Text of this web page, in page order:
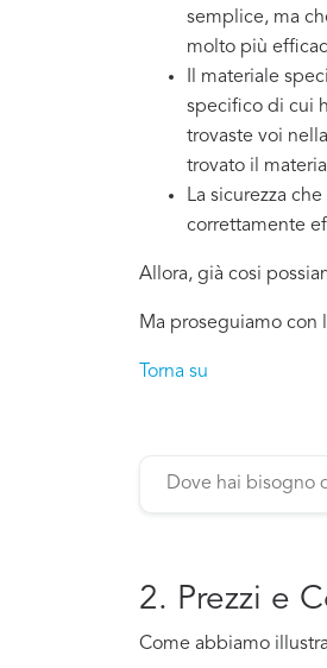
semplice, ma
molto più
Il materiale
specifico di cui
trovaste voi
trovato il
La sicurezza
correttamente
Allora, già cosi
Ma proseguiamo con
Torna su
2. Prezzi e
Come abbiamo